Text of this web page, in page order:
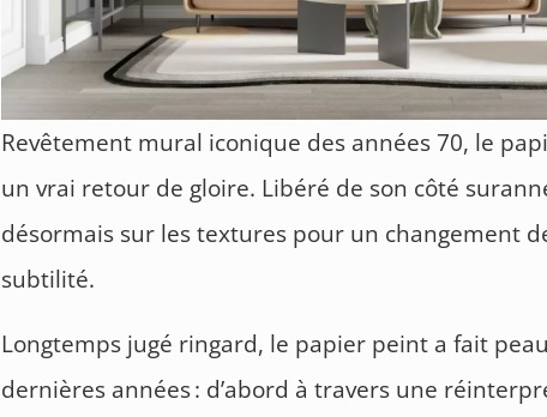
Revêtement mural iconique des années 70, le
un vrai retour de gloire. Libéré de son côté
désormais sur les textures pour un changement
subtilité.
Longtemps jugé ringard, le papier peint a fait
dernières années : d’abord à travers une